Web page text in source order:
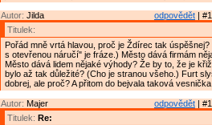
odpovědět |
Autor: Jilda
Titulek:
Pořád mně vrtá hlavou, proč je Ždírec tak
s otevřenou náručí" je fráze.) Město dává firmám
Město dává lidem nějaké výhody? Že by to, že je
bylo až tak důležité? (Cho je stranou všeho.) Furt
dobrej, ale proč? A přitom do bejvala taková
odpovědět |
Autor: Majer
Titulek: Re: